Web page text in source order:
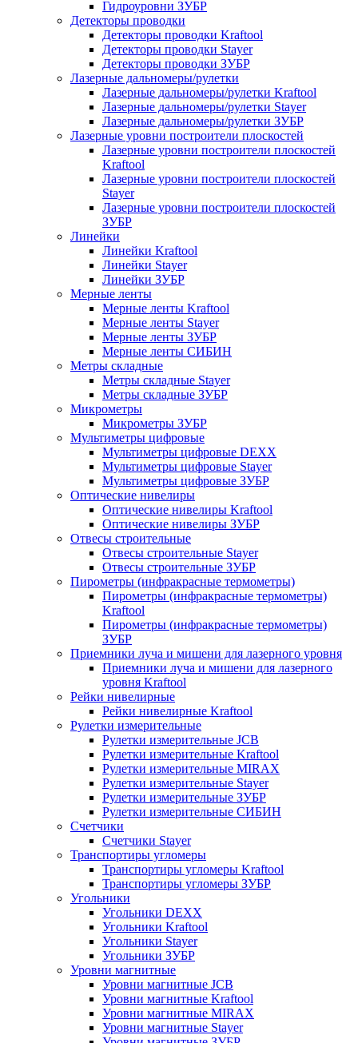
Гидроуровни ЗУБР
Детекторы проводки
Детекторы проводки Kraftool
Детекторы проводки Stayer
Детекторы проводки ЗУБР
Лазерные дальномеры/рулетки
Лазерные дальномеры/рулетки Kraftool
Лазерные дальномеры/рулетки Stayer
Лазерные дальномеры/рулетки ЗУБР
Лазерные уровни построители плоскостей
Лазерные уровни построители плоскостей
Kraftool
Лазерные уровни построители плоскостей
Stayer
Лазерные уровни построители плоскостей
ЗУБР
Линейки
Линейки Kraftool
Линейки Stayer
Линейки ЗУБР
Мерные ленты
Мерные ленты Kraftool
Мерные ленты Stayer
Мерные ленты ЗУБР
Мерные ленты СИБИН
Метры складные
Метры складные Stayer
Метры складные ЗУБР
Микрометры
Микрометры ЗУБР
Мультиметры цифровые
Мультиметры цифровые DEXX
Мультиметры цифровые Stayer
Мультиметры цифровые ЗУБР
Оптические нивелиры
Оптические нивелиры Kraftool
Оптические нивелиры ЗУБР
Отвесы строительные
Отвесы строительные Stayer
Отвесы строительные ЗУБР
Пирометры (инфракрасные термометры)
Пирометры (инфракрасные термометры)
Kraftool
Пирометры (инфракрасные термометры)
ЗУБР
Приемники луча и мишени для лазерного уровня
Приемники луча и мишени для лазерного
уровня Kraftool
Рейки нивелирные
Рейки нивелирные Kraftool
Рулетки измерительные
Рулетки измерительные JCB
Рулетки измерительные Kraftool
Рулетки измерительные MIRAX
Рулетки измерительные Stayer
Рулетки измерительные ЗУБР
Рулетки измерительные СИБИН
Счетчики
Счетчики Stayer
Транспортиры угломеры
Транспортиры угломеры Kraftool
Транспортиры угломеры ЗУБР
Угольники
Угольники DEXX
Угольники Kraftool
Угольники Stayer
Угольники ЗУБР
Уровни магнитные
Уровни магнитные JCB
Уровни магнитные Kraftool
Уровни магнитные MIRAX
Уровни магнитные Stayer